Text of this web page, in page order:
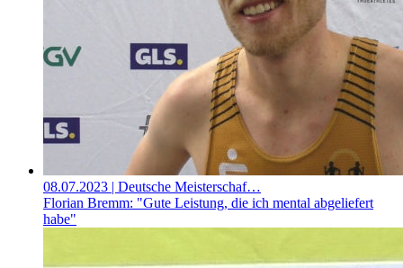
08.07.2023 | Deutsche Meisterschaf…
Florian Bremm: "Gute Leistung, die ich mental abgeliefert
habe"